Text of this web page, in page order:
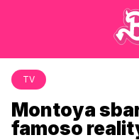
TV
Montoya
famoso